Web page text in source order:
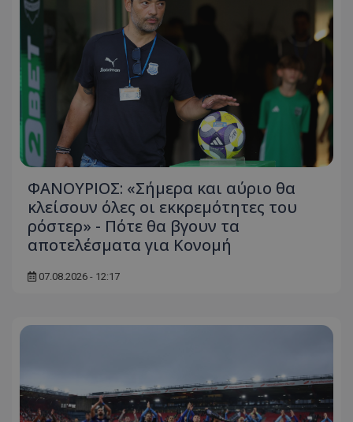
ΦΑΝΟΥΡΙΟΣ: «Σήμερα και αύριο θα
κλείσουν όλες οι εκκρεμότητες του
ρόστερ» - Πότε θα βγουν τα
αποτελέσματα για Κονομή
07.08.2026 - 12:17